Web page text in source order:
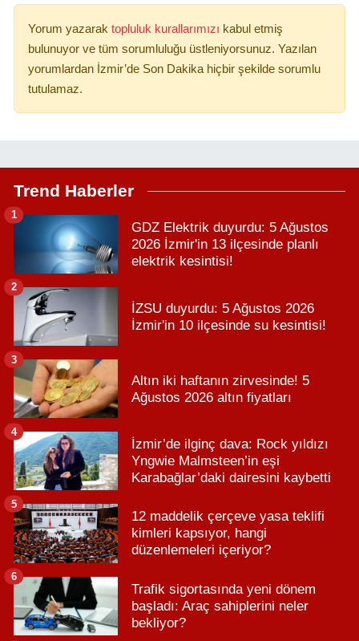
Yorum yazarak topluluk kurallarımızı kabul etmiş
bulunuyor ve tüm sorumluluğu üstleniyorsunuz. Yazılan
yorumlardan İzmir’de Son Dakika hiçbir şekilde sorumlu
tutulamaz.
Trend Haberler
GDZ Elektrik duyurdu: 5 Ağustos
2026 İzmir'in 13 ilçesinde planlı
elektrik kesintisi!
1
İZSU duyurdu: 5 Ağustos 2026
İzmir'in 10 ilçesinde su kesintisi!
2
Altın iki haftanın zirvesinde! 5
Ağustos 2026 altın fiyatları
3
İzmir’de ilginç dava: Rock yıldızı
Yngwie Malmsteen’in eşi
Karabağlar’daki dairesini kaybetti
4
12 maddelik çerçeve yasa teklifi
kimleri kapsıyor, hangi
düzenlemeleri içeriyor?
5
Trafik sigortasında yeni dönem
başladı: Araç sahiplerini neler
bekliyor?
6